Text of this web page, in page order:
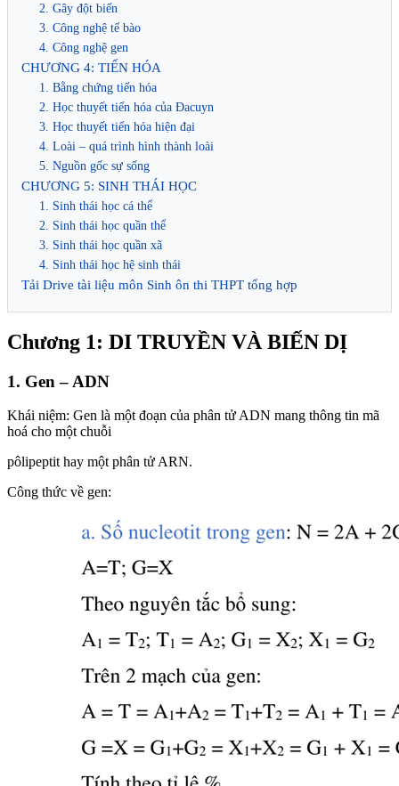
2. Gây đột biến
3. Công nghệ tế bào
4. Công nghệ gen
CHƯƠNG 4: TIẾN HÓA
1. Bằng chứng tiến hóa
2. Học thuyết tiến hóa của Đacuyn
3. Học thuyết tiến hóa hiện đại
4. Loài – quá trình hình thành loài
5. Nguồn gốc sự sống
CHƯƠNG 5: SINH THÁI HỌC
1. Sinh thái học cá thể
2. Sinh thái học quần thể
3. Sinh thái học quần xã
4. Sinh thái học hệ sinh thái
Tải Drive tài liệu môn Sinh ôn thi THPT tổng hợp
Chương 1: DI TRUYỀN VÀ BIẾN DỊ
1. Gen – ADN
Khái niệm: Gen là một đoạn của phân tử ADN mang thông tin mã
hoá cho một chuỗi
pôlipeptit hay một phân tử ARN.
Công thức về gen: